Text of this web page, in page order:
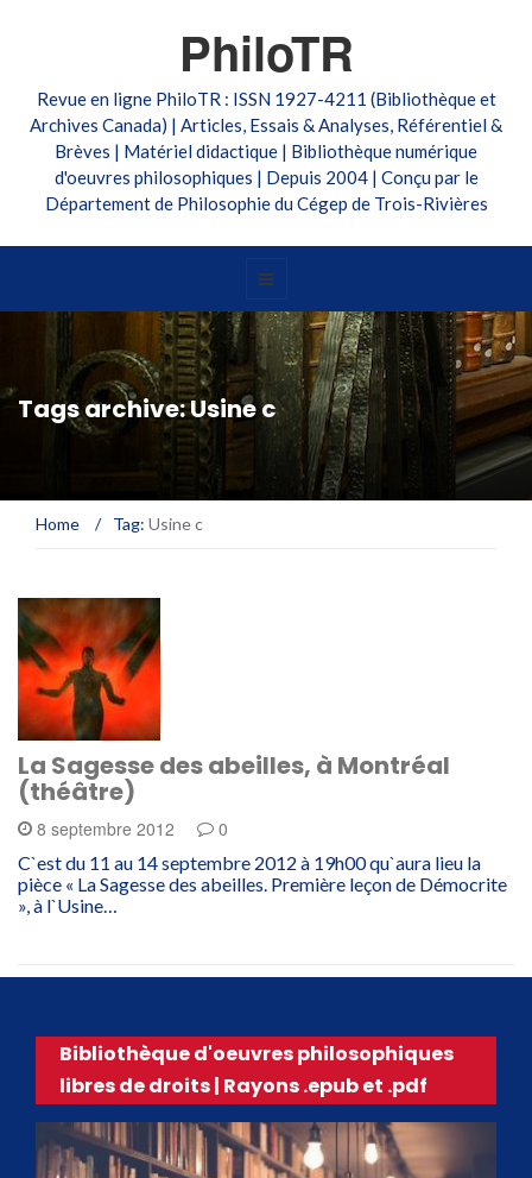
PhiloTR
Revue en ligne PhiloTR : ISSN 1927-4211 (Bibliothèque et
Archives Canada) | Articles, Essais & Analyses, Référentiel &
Brèves | Matériel didactique | Bibliothèque numérique
d'oeuvres philosophiques | Depuis 2004 | Conçu par le
Département de Philosophie du Cégep de Trois-Rivières
Tags archive: Usine c
Home / Tag: Usine c
La Sagesse des abeilles, à Montréal
(théâtre)
8 septembre 2012 0
C`est du 11 au 14 septembre 2012 à 19h00 qu`aura lieu la
pièce « La Sagesse des abeilles. Première leçon de Démocrite
», à l`Usine…
Bibliothèque d'oeuvres philosophiques
libres de droits | Rayons .epub et .pdf